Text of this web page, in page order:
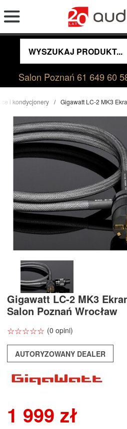
Salon Poznań61 649 60
i kondycjonery Gigawatt LC-2 MK3
Gigawatt LC-2 MK3
Salon Poznań Wrocław
☆☆☆☆☆
★★★★★ (0 opini)
AUTORYZOWANY DEALER
1 999 zł